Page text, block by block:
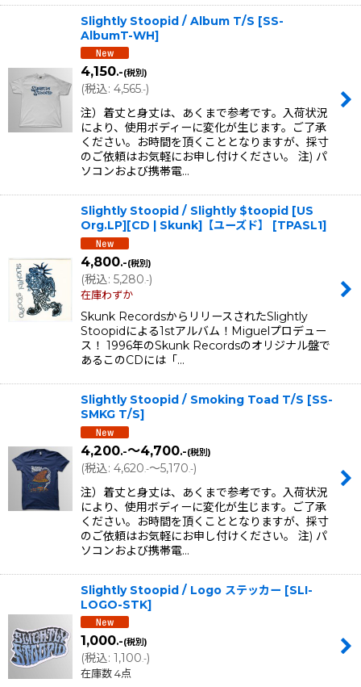
Slightly Stoopid / Album T/S [SS-
AlbumT-WH]
4,150.-(税別)
(税込: 4,565.-)
注）着丈と身丈は、あくまで参考です。入荷状況
により、使用ボディーに変化が生じます。ご了承
ください。お時間を頂くこととなりますが、採寸
のご依頼はお気軽にお申し付けください。 注) パ
ソコンおよび携帯電…
Slightly Stoopid / Slightly $toopid [US
Org.LP][CD | Skunk]【ユーズド】
[TPASL1]
4,800.-(税別)
(税込: 5,280.-)
在庫わずか
Skunk RecordsからリリースされたSlightly
Stoopidによる1stアルバム！Miguelプロデュー
ス！ 1996年のSkunk Recordsのオリジナル盤で
あるこのCDには「…
Slightly Stoopid / Smoking Toad T/S [SS-
SMKG T/S]
4,200.-～4,700.-(税別)
(税込: 4,620.-～5,170.-)
注）着丈と身丈は、あくまで参考です。入荷状況
により、使用ボディーに変化が生じます。ご了承
ください。お時間を頂くこととなりますが、採寸
のご依頼はお気軽にお申し付けください。 注) パ
ソコンおよび携帯電…
Slightly Stoopid / Logo ステッカー [SLI-
LOGO-STK]
1,000.-(税別)
(税込: 1,100.-)
在庫数 4点